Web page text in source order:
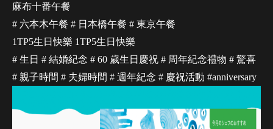
麻布十番午餐
# 六本木午餐 # 日本橋午餐 # 東京午餐
1TP5生日快樂 1TP5生日快樂
# 生日 # 結婚紀念 # 60 歲生日慶祝 # 周年紀念禮物 # 驚喜
# 親子時間 # 夫婦時間 # 週年紀念 # 慶祝活動 #anniversary